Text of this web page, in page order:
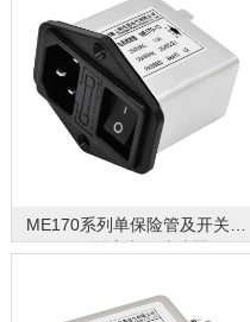
ME170系列单保险管及开关型
IEC插座电源滤波器